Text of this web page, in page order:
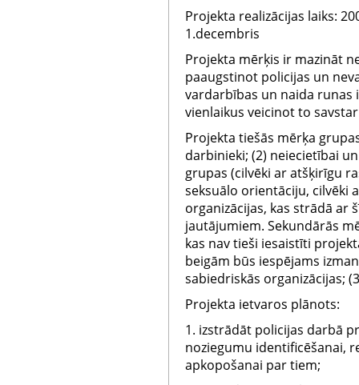
Projekta realizācijas laiks:
1.decembris
Projekta mērķis ir mazināt
paaugstinot policijas un
vardarbības un naida runas
vienlaikus veicinot to
Projekta tiešās mērķa
darbinieki; (2) neiecietībai
grupas (cilvēki ar atšķirīgu
seksuālo orientāciju, cilvēki
organizācijas, kas strādā ar
jautājumiem. Sekundārās
kas nav tieši iesaistīti
beigām būs iespējams
sabiedriskās organizācijas;
Projekta ietvaros plānots:
1. izstrādāt policijas darbā
noziegumu identificēšanai,
apkopošanai par tiem;